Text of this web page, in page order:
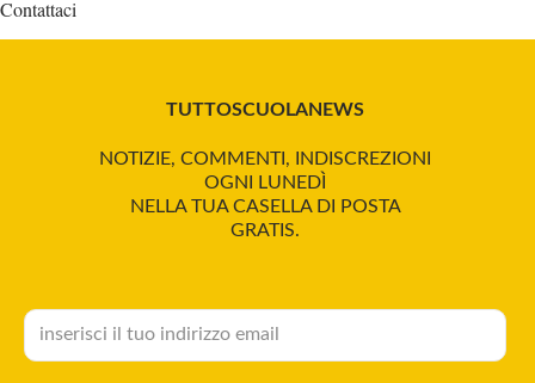
Contattaci
TUTTOSCUOLANEWS
NOTIZIE, COMMENTI, INDISCREZIONI
OGNI LUNEDÌ
NELLA TUA CASELLA DI POSTA
GRATIS.